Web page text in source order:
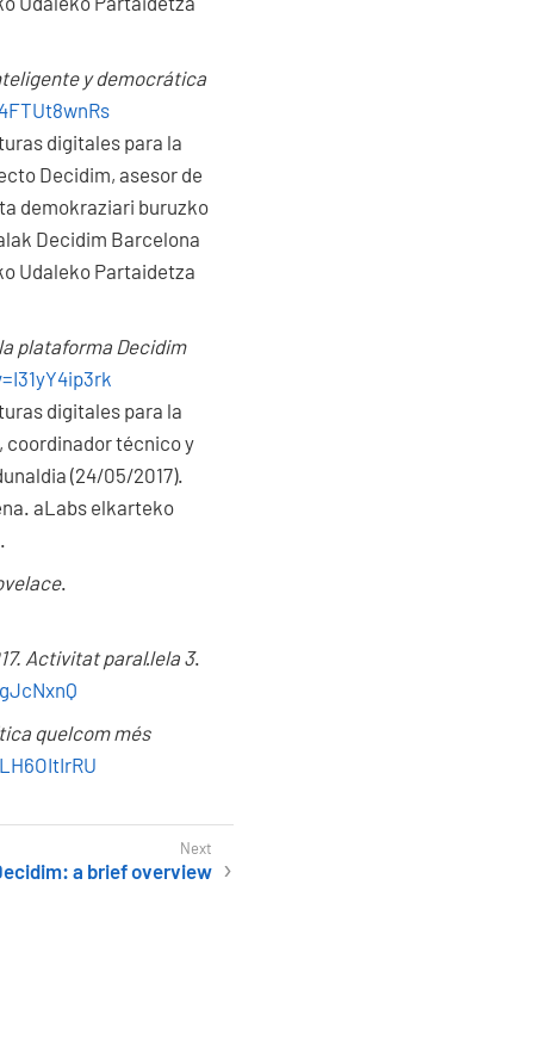
y democrática
digitales para la
Decidim, asesor de
demokraziari buruzko
Decidim Barcelona
Udaleko Partaidetza
plataforma Decidim
digitales para la
coordinador técnico y
(24/05/2017).
aLabs elkarteko
.
Activitat paral·lela 3.
quelcom més
a brief overview